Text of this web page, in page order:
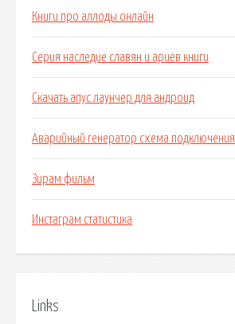
Книги про аллоды онлайн
Серия наследие славян и ариев книги
Скачать апус лаунчер для андроид
Аварийный генератор схема подключения
Зирам фильм
Инстаграм статистика
Links